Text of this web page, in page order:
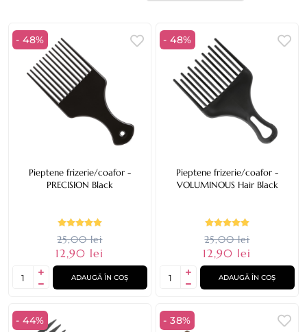
- 48%
Pieptene frizerie/coafor -
PRECISION Black
25,00 lei
12,90 lei
ADAUGĂ ÎN COȘ
- 48%
Pieptene frizerie/coafor -
VOLUMINOUS Hair Black
25,00 lei
12,90 lei
ADAUGĂ ÎN COȘ
- 44% - 38%